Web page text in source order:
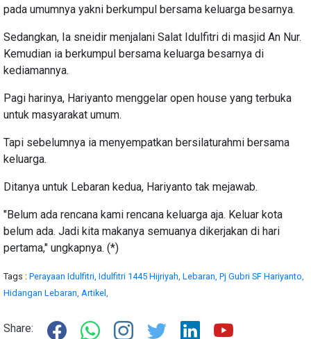
pada umumnya yakni berkumpul bersama keluarga besarnya.
Sedangkan, Ia sneidir menjalani Salat Idulfitri di masjid An Nur.
Kemudian ia berkumpul bersama keluarga besarnya di
kediamannya.
Pagi harinya, Hariyanto menggelar open house yang terbuka
untuk masyarakat umum.
Tapi sebelumnya ia menyempatkan bersilaturahmi bersama
keluarga.
Ditanya untuk Lebaran kedua, Hariyanto tak mejawab.
"Belum ada rencana kami rencana keluarga aja. Keluar kota
belum ada. Jadi kita makanya semuanya dikerjakan di hari
pertama," ungkapnya. (*)
Tags : Perayaan Idulfitri, Idulfitri 1445 Hijriyah, Lebaran, Pj Gubri SF Hariyanto,
Hidangan Lebaran, Artikel,
Share: